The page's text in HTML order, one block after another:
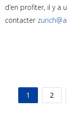
d’en profiter, il y
contacter
1 2